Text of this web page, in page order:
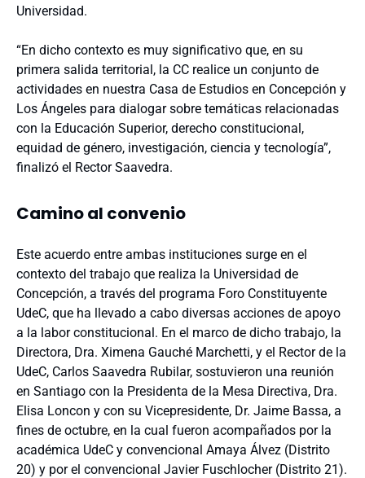
Universidad.
“En dicho contexto es muy significativo que, en su
primera salida territorial, la CC realice un conjunto de
actividades en nuestra Casa de Estudios en Concepción y
Los Ángeles para dialogar sobre temáticas relacionadas
con la Educación Superior, derecho constitucional,
equidad de género, investigación, ciencia y tecnología”,
finalizó el Rector Saavedra.
Camino al convenio
Este acuerdo entre ambas instituciones surge en el
contexto del trabajo que realiza la Universidad de
Concepción, a través del programa Foro Constituyente
UdeC, que ha llevado a cabo diversas acciones de apoyo
a la labor constitucional. En el marco de dicho trabajo, la
Directora, Dra. Ximena Gauché Marchetti, y el Rector de la
UdeC, Carlos Saavedra Rubilar, sostuvieron una reunión
en Santiago con la Presidenta de la Mesa Directiva, Dra.
Elisa Loncon y con su Vicepresidente, Dr. Jaime Bassa, a
fines de octubre, en la cual fueron acompañados por la
académica UdeC y convencional Amaya Álvez (Distrito
20) y por el convencional Javier Fuschlocher (Distrito 21).